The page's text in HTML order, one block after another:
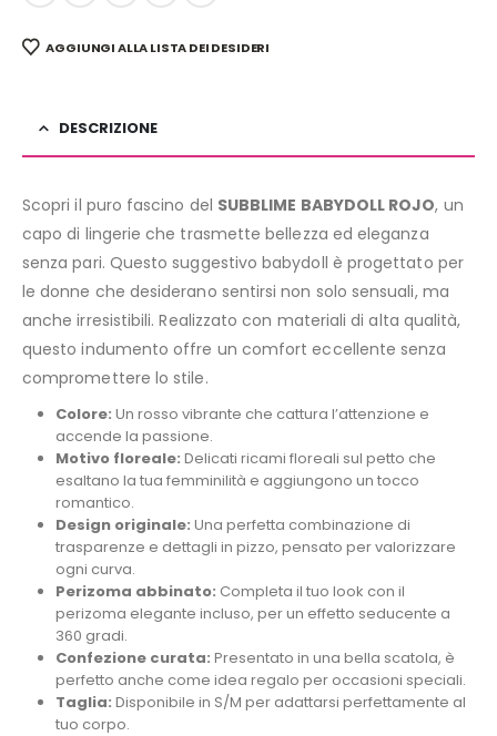
AGGIUNGI ALLA LISTA DEI DESIDERI
DESCRIZIONE
Scopri il puro fascino del SUBBLIME BABYDOLL ROJO, un
capo di lingerie che trasmette bellezza ed eleganza
senza pari. Questo suggestivo babydoll è progettato per
le donne che desiderano sentirsi non solo sensuali, ma
anche irresistibili. Realizzato con materiali di alta qualità,
questo indumento offre un comfort eccellente senza
compromettere lo stile.
Colore: Un rosso vibrante che cattura l’attenzione e
accende la passione.
Motivo floreale: Delicati ricami floreali sul petto che
esaltano la tua femminilità e aggiungono un tocco
romantico.
Design originale: Una perfetta combinazione di
trasparenze e dettagli in pizzo, pensato per valorizzare
ogni curva.
Perizoma abbinato: Completa il tuo look con il
perizoma elegante incluso, per un effetto seducente a
360 gradi.
Confezione curata: Presentato in una bella scatola, è
perfetto anche come idea regalo per occasioni speciali.
Taglia: Disponibile in S/M per adattarsi perfettamente al
tuo corpo.